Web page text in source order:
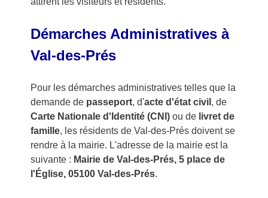
Démarches Administratives à
Val-des-Prés
Pour les démarches administratives telles que la
demande de passeport, d'acte d'état civil , de
Carte Nationale d'Identité (CNI)ou de livret de
famille, les résidents de Val-des-Prés doivent se
rendre à la mairie. L'adresse de la mairie est la
suivante : Mairie de Val-des-Prés, 5 place de
l'Église, 05100 Val-des-Prés.